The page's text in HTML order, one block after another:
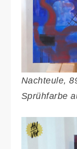
Nachteule,
Sprühfarbe